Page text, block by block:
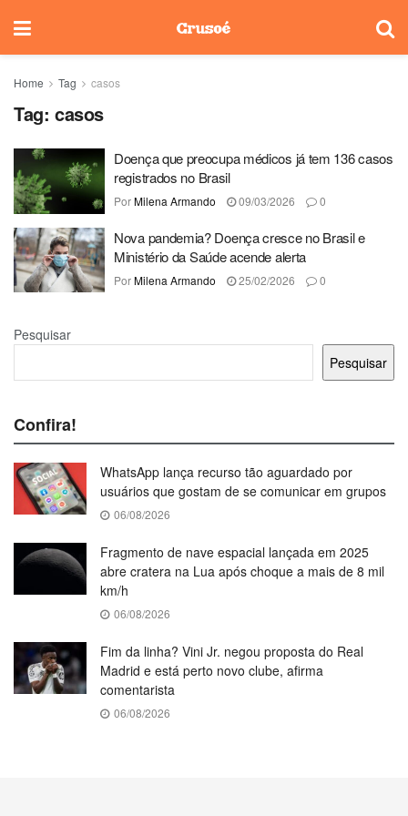
Home Tag casos
Tag: casos
Doença que preocupa médicos já tem 136 casos
registrados no Brasil
PorMilena Armando 09/03/2026 0
Nova pandemia? Doença cresce no Brasil e
Ministério da Saúde acende alerta
PorMilena Armando 25/02/2026 0
Pesquisar
Pesquisar
Confira!
WhatsApp lança recurso tão aguardado por
usuários que gostam de se comunicar em grupos
06/08/2026
Fragmento de nave espacial lançada em 2025
abre cratera na Lua após choque a mais de 8 mil
km/h
06/08/2026
Fim da linha? Vini Jr. negou proposta do Real
Madrid e está perto novo clube, afirma
comentarista
06/08/2026